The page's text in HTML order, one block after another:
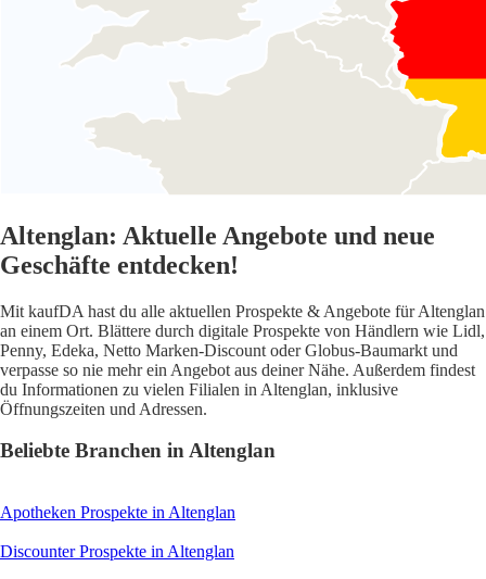
Altenglan: Aktuelle Angebote und neue
Geschäfte entdecken!
Mit kaufDA hast du alle aktuellen Prospekte & Angebote für Altenglan
an einem Ort. Blättere durch digitale Prospekte von Händlern wie Lidl,
Penny, Edeka, Netto Marken-Discount oder Globus-Baumarkt und
verpasse so nie mehr ein Angebot aus deiner Nähe. Außerdem findest
du Informationen zu vielen Filialen in Altenglan, inklusive
Öffnungszeiten und Adressen.
Beliebte Branchen in Altenglan
Apotheken Prospekte in Altenglan
DiscounterProspekte in Altenglan